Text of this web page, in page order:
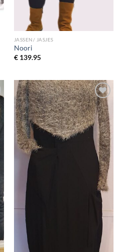
JASSEN/ JASJES
Noori
€139.95
Toevoegen
aan
wenslijst